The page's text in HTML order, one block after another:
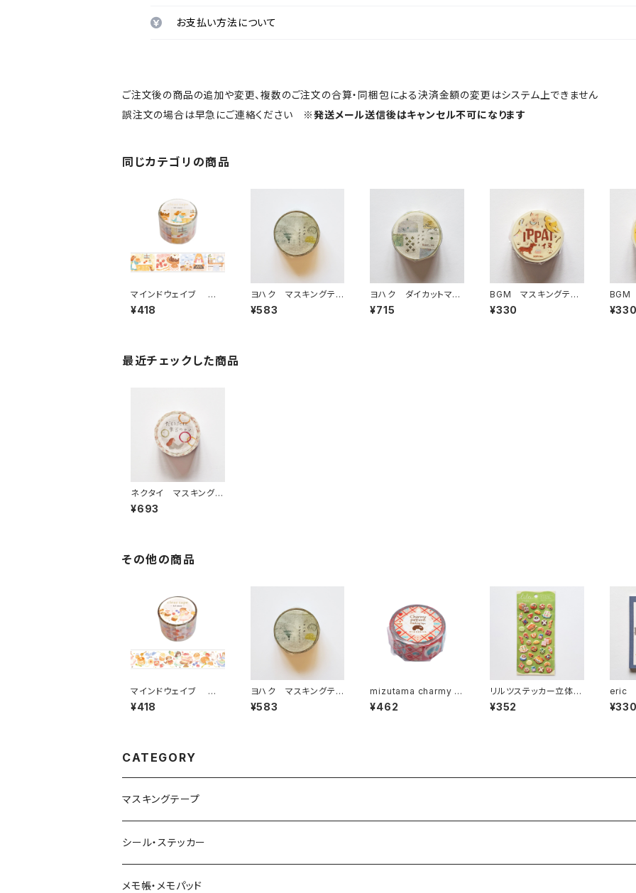
お支払い方法について
ご注文後の商品の追加や変更、複数のご注文の合算・同梱包による決済金額の変更はシステム上できません
誤注文の場合は早急にご連絡ください ※発送メール送信後はキャンセル不可になります
同じカテゴリの商品
マインドウェイブ 透
明クリアテープ95692
リル ストーリー bakin
¥418
ヨハク マスキングテ
ープ ラボラトリー Y-
189
¥583
ヨハク ダイカットマス
キングテープ ソナタ
YD-006
¥715
BGM マスキングテー
プ IPPAI・犬がいっぱい
¥330
BGM
プ
¥330
最近チェックした商品
ネクタイ マスキングテ
ープ だいたいまる
¥693
その他の商品
マインドウェイブ 透
明クリアテープ95691
リル ストーリー bakin
¥418
ヨハク マスキングテ
ープ ラボラトリー Y-
189
¥583
mizutama charmy p
atternマスキングテー
プ ショートケーキパタ
¥462
リルツステッカー立体シ
ール 82586 ブレッド
パン
¥352
eric
MO
CE メ
¥330
CATEGORY
マスキングテープ
ヨハク
和紙
Hutte paper works （プロペラスタジオ）
シール・ステッカー
フレークシール
メモ帳・メモパッド